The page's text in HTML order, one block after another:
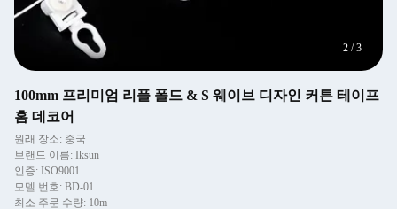
2 /3
100mm 프리미엄 리플 폴드 & S 웨이브 디자인 커튼 테이프
홈 데코어
원래 장소: 중국
브랜드 이름: Iksun
인증: ISO9001
모델 번호: BD-01
최소 주문 수량: 10m